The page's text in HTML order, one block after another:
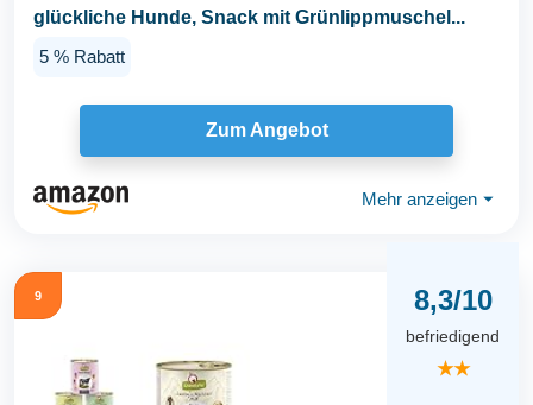
glückliche Hunde, Snack mit Grünlippmuschel...
5 % Rabatt
Zum Angebot
Mehr anzeigen ⏷
9 8,3/10
befriedigend
★★